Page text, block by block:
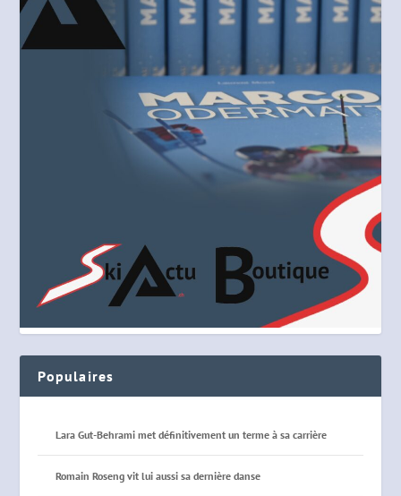
Populaires
Lara Gut-Behrami met définitivement un terme à sa carrière
Romain Roseng vit lui aussi sa dernière danse